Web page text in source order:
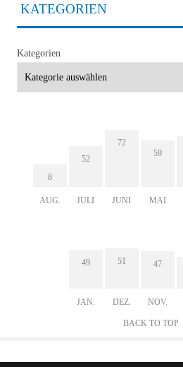
KATEGORIEN
Kategorien
8
AUG.
52
JULI
72
JUNI
59
MAI
49
JAN.
51
DEZ.
47
NOV.
BACK TO TOP